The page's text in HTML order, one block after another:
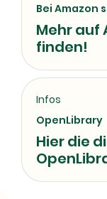
Bei Amazon
Mehr auf
finden!
Infos
OpenLibrary
Hier die